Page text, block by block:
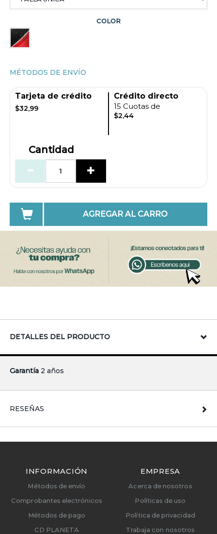
COLOR
MÉTODOS DE ENVÍO
Tarjeta de crédito
$32,99
Crédito directo
15 Cuotas de
$2,44
Cantidad
AGREGAR AL CARRO
DETALLES DEL PRODUCTO
Garantía 2 años
RESEÑAS
INFORMACIÓN
Métodos de envío
Comprobantes electrónicos
Métodos de pago
CD PLANETA
EMPRESA
Acerca de nosotros
Políticas de uso
Política de privacidad
Trabaja con nosotros